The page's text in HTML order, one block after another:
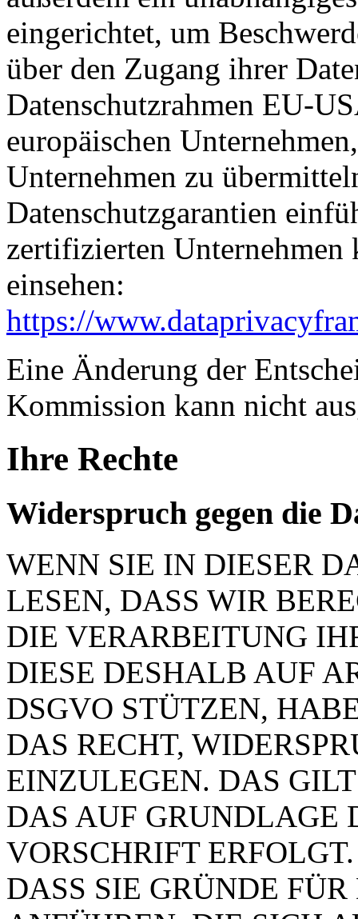
eingerichtet, um
über den Zugang ihrer
Datenschutzrahmen EU-
europäischen
Unternehmen zu
Datenschutzgarantien
zertifizierten
einsehen:
https://
Eine Änderung der
Kommission kann nicht
Ihre Rechte
Widerspruch gegen die
WENN SIE IN DIESER
LESEN, DASS WIR
DIE VERARBEITUNG
DIESE DESHALB AUF
DSGVO STÜTZEN,
DAS RECHT,
EINZULEGEN. DAS
DAS AUF GRUNDLAGE
VORSCHRIFT
DASS SIE GRÜNDE